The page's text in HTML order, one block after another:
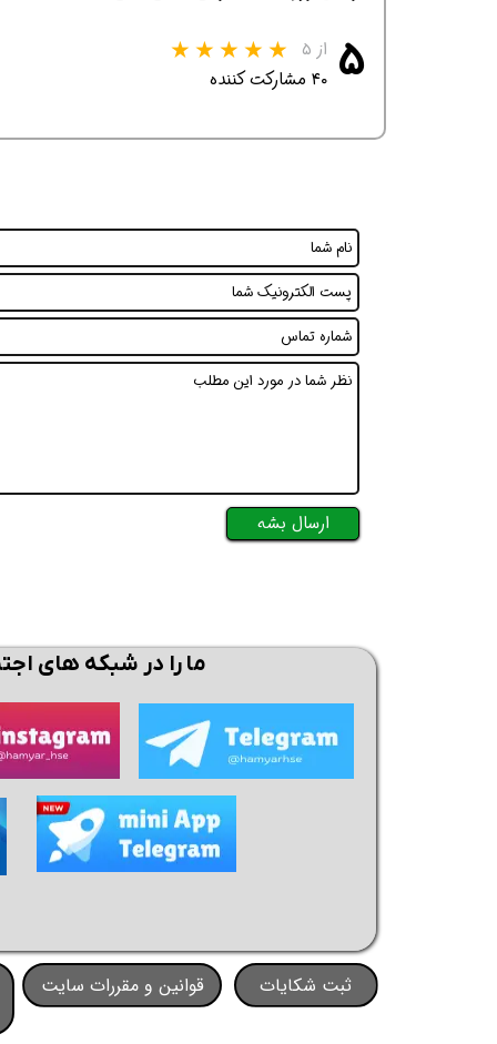
۵ از ۵
۴۰ مشارکت کننده
ارسال بشه
همین حالا بگیرش همین حالا بگیرش
قوانین و مقررات سایت ثبت شکایات
ما را در شبکه های